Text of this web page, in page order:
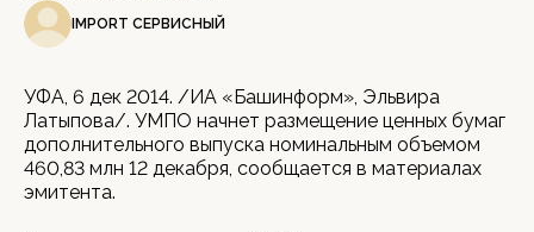
IMPORT СЕРВИСНЫЙ
УФА, 6 дек 2014. /ИА «Башинформ», Эльвира
Латыпова/. УМПО начнет размещение ценных бумаг
дополнительного выпуска номинальным объемом
460,83 млн 12 декабря, сообщается в материалах
эмитента.